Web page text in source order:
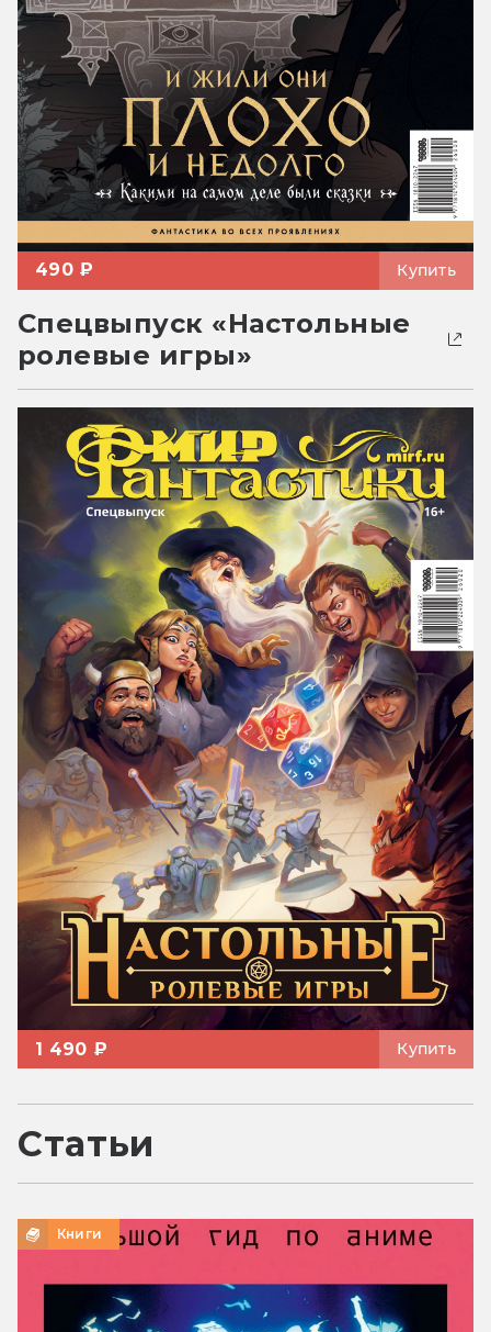
490 ₽ Купить
Спецвыпуск «Настольные
ролевые игры»
1 490 ₽ Купить
Статьи
Книги